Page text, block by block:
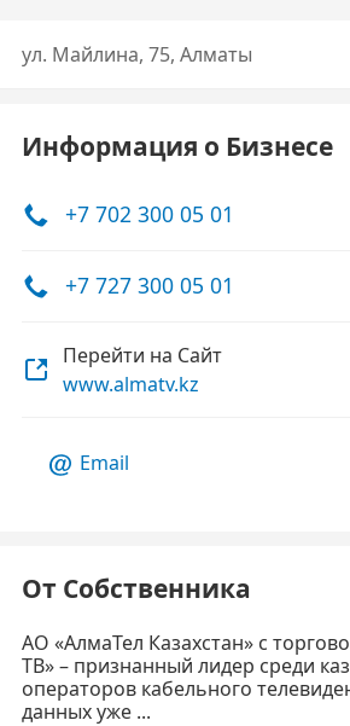
ул. Майлина, 75, Алматы
Информация о Бизнесе
+7 702 300 05 01
+7 727 300 05 01
Перейти на Сайт
www.almatv.kz
Email
От Собственника
АО «АлмаТел Казахстан» с
ТВ» – признанный лидер среди
операторов кабельного
данных уже ...